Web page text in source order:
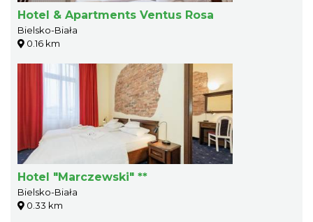
Hotel & Apartments Ventus Rosa
Bielsko-Biała
0.16 km
Hotel "Marczewski" **
Bielsko-Biała
0.33 km